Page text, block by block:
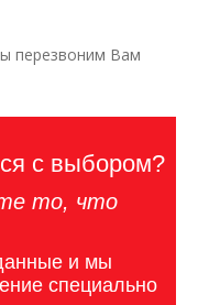
перезвоним Вам
с выбором?
то, что
и мы
специально